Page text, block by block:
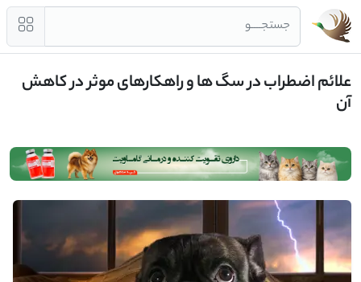
جستجــــو
علائم اضطراب در سگ ها و راهکارهای موثر در کاهش
آن